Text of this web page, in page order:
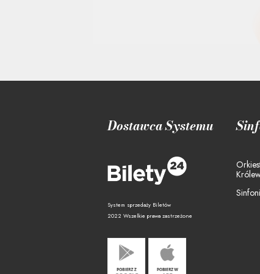
Dostawca Systemu
System sprzedaży Biletów
2022 Wszelkie prawa zastrzeżone